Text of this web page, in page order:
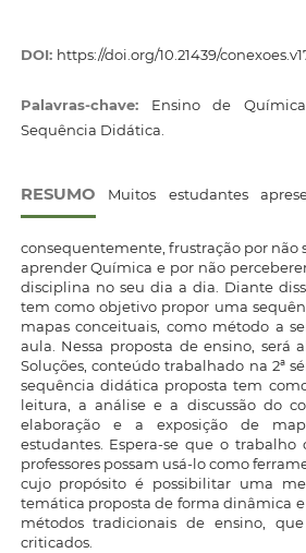
DOI: https://doi.org/10.21439/
Palavras-chave: Ensino de
Sequência Didática.
RESUMO Muitos estudantes
consequentemente, frustração por não
aprender Química e por não
disciplina no seu dia a dia. Diante
tem como objetivo propor uma
mapas conceituais, como método a
aula. Nessa proposta de ensino, será
Soluções, conteúdo trabalhado na 2ª
sequência didática proposta tem
leitura, a análise e a discussão do
elaboração e a exposição de
estudantes. Espera-se que o
professores possam usá-lo como
cujo propósito é possibilitar uma
temática proposta de forma dinâmica
métodos tradicionais de ensino,
criticados.